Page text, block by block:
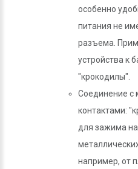
особенно
питания не
разъема.
устройства к
"крокодилы".
Соединение с
контактами:
для зажима
например, от